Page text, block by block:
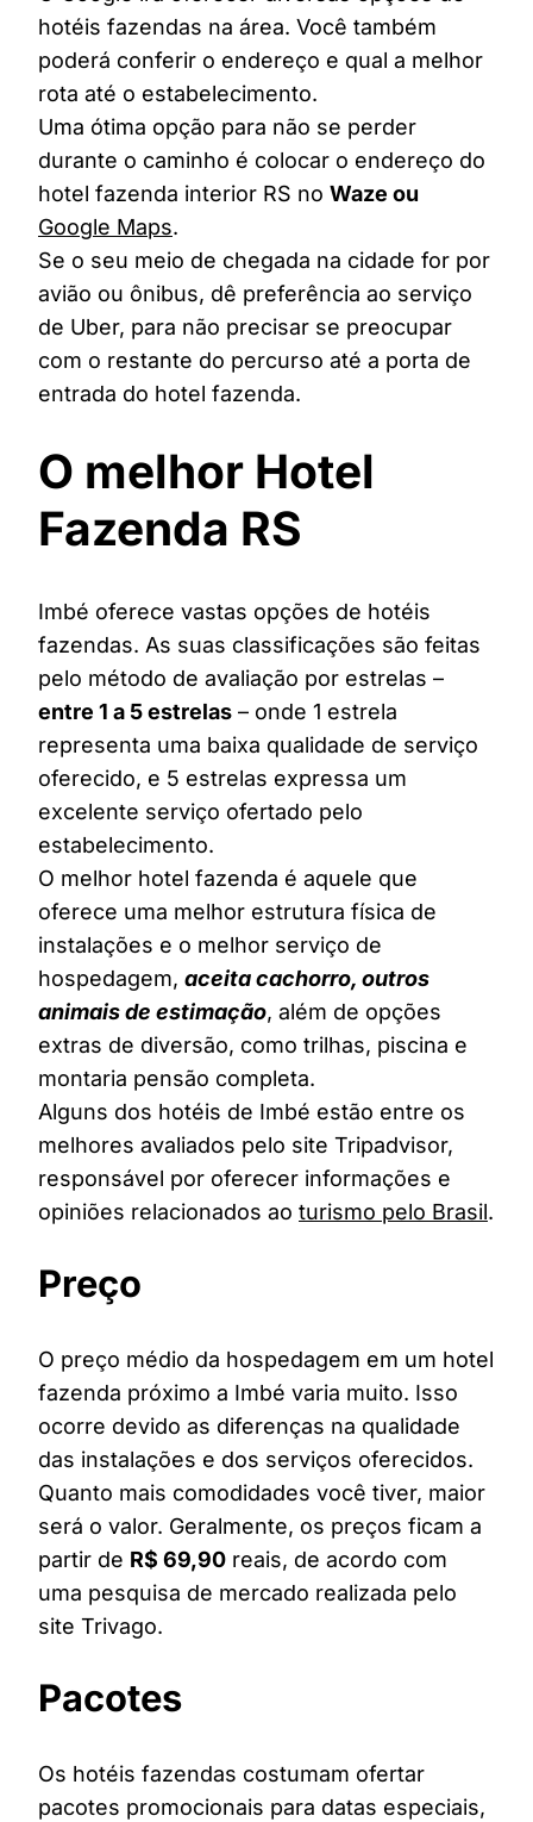
hotéis fazendas na área. Você também
poderá conferir o endereço e qual a melhor
rota até o estabelecimento.
Uma ótima opção para não se perder
durante o caminho é colocar o endereço do
hotel fazenda interior RS no Waze ou
Google Maps.
Se o seu meio de chegada na cidade for por
avião ou ônibus, dê preferência ao serviço
de Uber, para não precisar se preocupar
com o restante do percurso até a porta de
entrada do hotel fazenda.
O melhor Hotel
Fazenda RS
Imbé oferece vastas opções de hotéis
fazendas. As suas classificações são feitas
pelo método de avaliação por estrelas –
entre 1 a 5 estrelas – onde 1 estrela
representa uma baixa qualidade de serviço
oferecido, e 5 estrelas expressa um
excelente serviço ofertado pelo
estabelecimento.
O melhor hotel fazenda é aquele que
oferece uma melhor estrutura física de
instalações e o melhor serviço de
hospedagem, aceita cachorro, outros
animais de estimação, além de opções
extras de diversão, como trilhas, piscina e
montaria pensão completa.
Alguns dos hotéis de Imbé estão entre os
melhores avaliados pelo site Tripadvisor,
responsável por oferecer informações e
opiniões relacionados ao turismo pelo Brasil.
Preço
O preço médio da hospedagem em um hotel
fazenda próximo a Imbé varia muito. Isso
ocorre devido as diferenças na qualidade
das instalações e dos serviços oferecidos.
Quanto mais comodidades você tiver, maior
será o valor. Geralmente, os preços ficam a
partir de R$ 69,90 reais, de acordo com
uma pesquisa de mercado realizada pelo
site Trivago.
Pacotes
Os hotéis fazendas costumam ofertar
pacotes promocionais para datas especiais,